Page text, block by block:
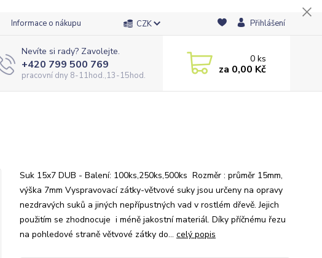
Informace o nákupu CZK Přihlášení
Nevíte si rady? Zavolejte.
+420 799 500 769
pracovní dny 8-11hod.,13-15hod.
0ks
za 0,00 Kč
Suk 15x7 DUB - Balení: 100ks,250ks,500ks Rozměr : průměr 15mm,
výška 7mm Vyspravovací zátky-větvové suky jsou určeny na opravy
nezdravých suků a jiných nepřípustných vad v rostlém dřevě. Jejich
použitím se zhodnocuje i méně jakostní materiál. Díky příčnému řezu
na pohledové straně větvové zátky do... celý popis